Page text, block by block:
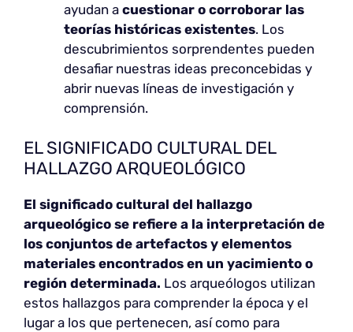
ayudan a cuestionar o corroborar las
teorías históricas existentes. Los
descubrimientos sorprendentes pueden
desafiar nuestras ideas preconcebidas y
abrir nuevas líneas de investigación y
comprensión.
EL SIGNIFICADO CULTURAL DEL
HALLAZGO ARQUEOLÓGICO
El significado cultural del hallazgo
arqueológico se refiere a la interpretación de
los conjuntos de artefactos y elementos
materiales encontrados en un yacimiento o
región determinada. Los arqueólogos utilizan
estos hallazgos para comprender la época y el
lugar a los que pertenecen, así como para